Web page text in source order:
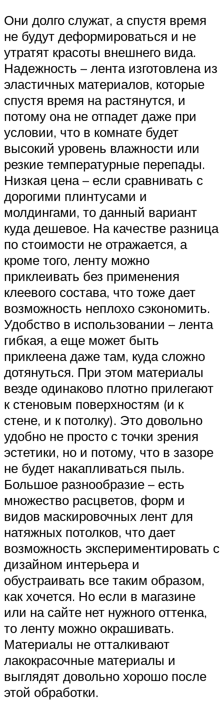
Они долго служат, а спустя время
не будут деформироваться и не
утратят красоты внешнего вида.
Надежность – лента изготовлена из
эластичных материалов, которые
спустя время на растянутся, и
потому она не отпадет даже при
условии, что в комнате будет
высокий уровень влажности или
резкие температурные перепады.
Низкая цена – если сравнивать с
дорогими плинтусами и
молдингами, то данный вариант
куда дешевое. На качестве разница
по стоимости не отражается, а
кроме того, ленту можно
приклеивать без применения
клеевого состава, что тоже дает
возможность неплохо сэкономить.
Удобство в использовании – лента
гибкая, а еще может быть
приклеена даже там, куда сложно
дотянуться. При этом материалы
везде одинаково плотно прилегают
к стеновым поверхностям (и к
стене, и к потолку). Это довольно
удобно не просто с точки зрения
эстетики, но и потому, что в зазоре
не будет накапливаться пыль.
Большое разнообразие – есть
множество расцветов, форм и
видов маскировочных лент для
натяжных потолков, что дает
возможность экспериментировать с
дизайном интерьера и
обустраивать все таким образом,
как хочется. Но если в магазине
или на сайте нет нужного оттенка,
то ленту можно окрашивать.
Материалы не отталкивают
лакокрасочные материалы и
выглядят довольно хорошо после
этой обработки.